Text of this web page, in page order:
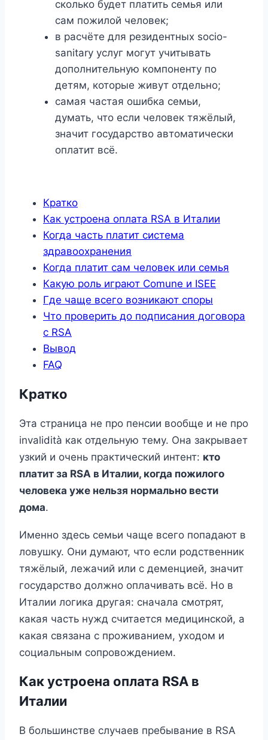
сколько будет платить семья или
сам пожилой человек;
в расчёте для резидентных socio-
sanitary услуг могут учитывать
дополнительную компоненту по
детям, которые живут отдельно;
самая частая ошибка семьи,
думать, что если человек тяжёлый,
значит государство автоматически
оплатит всё.
Кратко
Как устроена оплата RSA в Италии
Когда часть платит система
здравоохранения
Когда платит сам человек или семья
Какую роль играют Comune и ISEE
Где чаще всего возникают споры
Что проверить до подписания договора
с RSA
Вывод
FAQ
Кратко
Эта страница не про пенсии вообще и не про
invalidità как отдельную тему. Она закрывает
узкий и очень практический интент: кто
платит за RSA в Италии, когда пожилого
человека уже нельзя нормально вести
дома.
Именно здесь семьи чаще всего попадают в
ловушку. Они думают, что если родственник
тяжёлый, лежачий или с деменцией, значит
государство должно оплачивать всё. Но в
Италии логика другая: сначала смотрят,
какая часть нужд считается медицинской, а
какая связана с проживанием, уходом и
социальным сопровождением.
Как устроена оплата RSA в
Италии
В большинстве случаев пребывание в RSA